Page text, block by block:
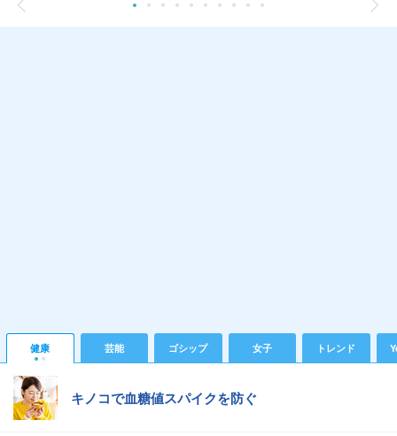
健康 芸能 ゴシップ 女子 トレンド
キノコで血糖値スパイクを防ぐ